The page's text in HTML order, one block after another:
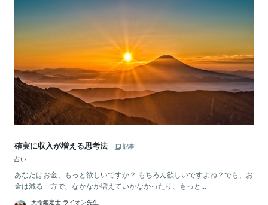
確実に収入が増える思考法
記事
占い
あなたはお金、もっと欲しいですか？ もちろん欲しいですよね？でも、お
金は減る一方で、なかなか増えていかなかったり、もっと...
天命鑑定士 ライオン先生